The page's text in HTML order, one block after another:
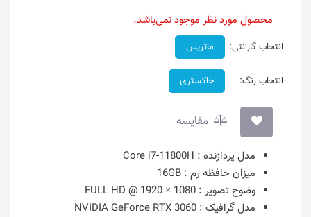
محصول مورد نظر موجود نمی‌باشد.
انتخاب گارانتی: ماتریس
انتخاب رنگ: خاکستری
مقایسه
مدل پردازنده : Core i7-11800H
میزان حافظه رم : 16GB
وضوح تصویر : 1080 × 1920 @ FULL HD
مدل گرافیک : NVIDIA GeForce RTX 3060